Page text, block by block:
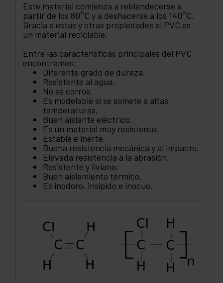
Este material comienza a reblandecerse a
partir de los 80°C y a deshacerse a los 140°C.
Gracia a estas y otras propiedades el PVC es
un material reciclable.
Entre las características principales del PVC
encontramos:
Diferente grado de dureza.
Resistente al agua.
No se corroe.
Es modelable si se somete a altas
temperaturas.
Buen aislante eléctrico.
Es un material muy resistente.
Estable e inerte.
Buena resistencia mecánica y al impacto.
Elevada resistencia a la abrasión.
Resistente y liviano.
Buen aislamiento térmico.
Es inodoro, insípido e inocuo.